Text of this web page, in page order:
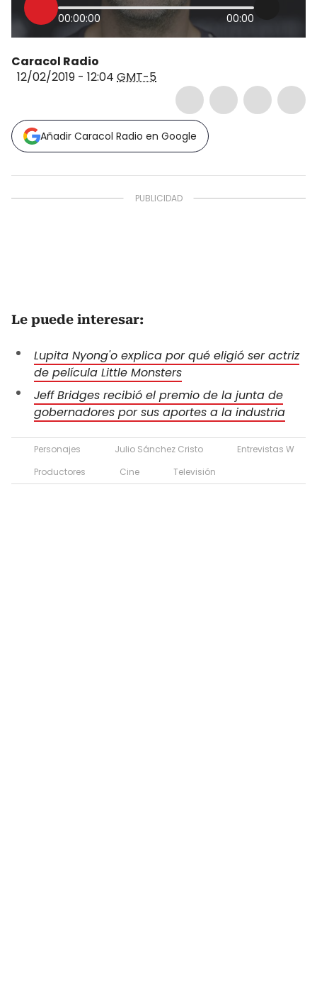
00:00:00 00:00
Caracol Radio
12/02/2019 - 12:04 GMT-5
Añadir Caracol Radio en Google
Le puede interesar:
Lupita Nyong'o explica por qué eligió ser actriz
de película Little Monsters
Jeff Bridges recibió el premio de la junta de
gobernadores por sus aportes a la industria
Personajes Julio Sánchez Cristo
Entrevistas W
Productores
Cine Televisión